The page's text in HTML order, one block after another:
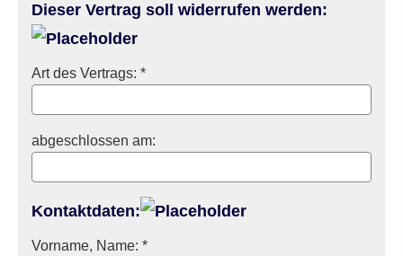
Dieser Vertrag soll widerrufen werden:
Art des Vertrags: *
abgeschlossen am:
Kontaktdaten:
Vorname, Name: *